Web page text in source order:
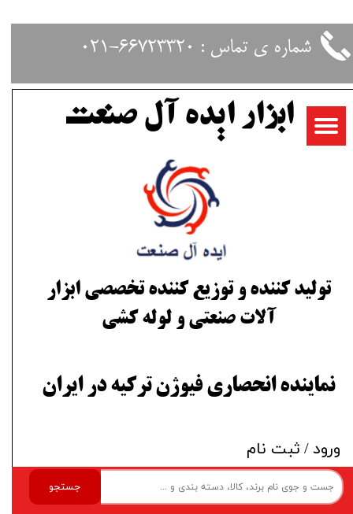
شماره ی تماس : 66723320-021
جستجو
ابزار ایده آل صنعت
تولید کننده و توزیع کننده تخصصی ابزار
آلات صنعتی و لوله کشی
​نماینده انحصاری فیوژن ترکیه در ایران
ورود/ ثبت نام
حساب کاربری من
تغییر گذر واژه
سفارشات
خروج از حساب کاربری